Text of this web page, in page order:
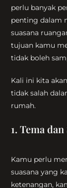
perlu banyak
penting dalam
suasana
tujuan kamu
tidak boleh
Kali ini kita
tidak salah
rumah.
1. Tema dan
Kamu perlu
suasana yang
ketenangan,